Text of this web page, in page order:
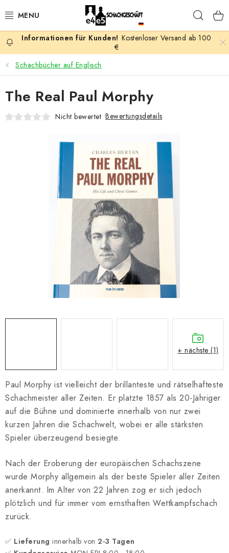
Inhalt
AKTION
SCHACHSPIELE
SCHACHFIGUREN
SCHACHBRETTER
SCHACHUHREN
SCHACHBÜCHER
SCHACH-ANTIQUITÄTENLADEN
SCHACH GESCHENKE
Geschäftsbedingungen
Kostenloser Versand ab 100
€
Schachbücher auf Englisch
Paul Morphy ist vielleicht der brillanteste und rätselhafteste
Schachmeister aller Zeiten. Er platzte 1857 als 20-Jähriger
auf die Bühne und dominierte innerhalb von nur zwei
kurzen Jahren die Schachwelt, wobei er alle stärksten
Spieler überzeugend besiegte.
Nach der Eroberung der europäischen Schachszene
wurde Morphy allgemein als der beste Spieler aller Zeiten
anerkannt. Im Alter von 22 Jahren zog er sich jedoch
plötzlich und für immer vom ernsthaften Wettkampfschach
zurück.
✅ Lieferung innerhalb von 2-3 Tagen
The Real Paul Morphy
Nicht bewertet Bewertungsdetails
+ nächste (1)